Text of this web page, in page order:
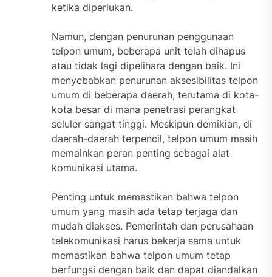
ketika diperlukan.
Namun, dengan penurunan penggunaan
telpon umum, beberapa unit telah dihapus
atau tidak lagi dipelihara dengan baik. Ini
menyebabkan penurunan aksesibilitas telpon
umum di beberapa daerah, terutama di kota-
kota besar di mana penetrasi perangkat
seluler sangat tinggi. Meskipun demikian, di
daerah-daerah terpencil, telpon umum masih
memainkan peran penting sebagai alat
komunikasi utama.
Penting untuk memastikan bahwa telpon
umum yang masih ada tetap terjaga dan
mudah diakses. Pemerintah dan perusahaan
telekomunikasi harus bekerja sama untuk
memastikan bahwa telpon umum tetap
berfungsi dengan baik dan dapat diandalkan